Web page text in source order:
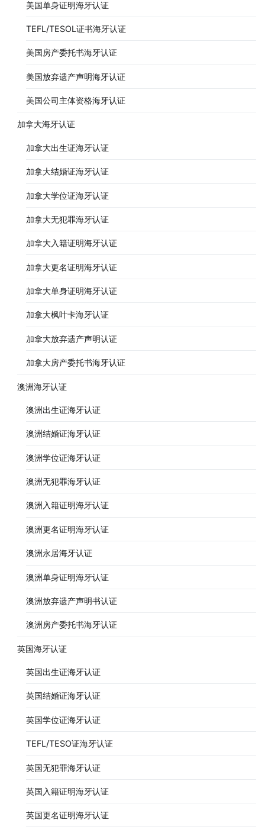
美国单身证明海牙认证
TEFL/TESOL证书海牙认证
美国房产委托书海牙认证
美国放弃遗产声明海牙认证
美国公司主体资格海牙认证
加拿大海牙认证
加拿大出生证海牙认证
加拿大结婚证海牙认证
加拿大学位证海牙认证
加拿大无犯罪海牙认证
加拿大入籍证明海牙认证
加拿大更名证明海牙认证
加拿大单身证明海牙认证
加拿大枫叶卡海牙认证
加拿大放弃遗产声明认证
加拿大房产委托书海牙认证
澳洲海牙认证
澳洲出生证海牙认证
澳洲结婚证海牙认证
澳洲学位证海牙认证
澳洲无犯罪海牙认证
澳洲入籍证明海牙认证
澳洲更名证明海牙认证
澳洲永居海牙认证
澳洲单身证明海牙认证
澳洲放弃遗产声明书认证
澳洲房产委托书海牙认证
英国海牙认证
英国出生证海牙认证
英国结婚证海牙认证
英国学位证海牙认证
TEFL/TESO证海牙认证
英国无犯罪海牙认证
英国入籍证明海牙认证
英国更名证明海牙认证